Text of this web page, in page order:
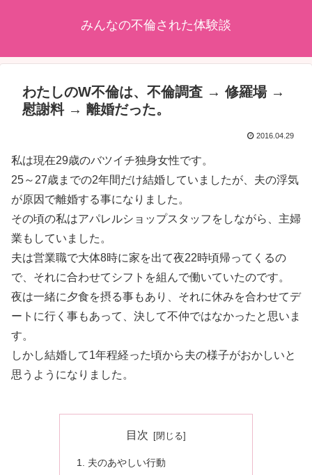
みんなの不倫された体験談
わたしのW不倫は、不倫調査 → 修羅場 →
慰謝料 → 離婚だった。
2016.04.29
私は現在29歳のバツイチ独身女性です。
25～27歳までの2年間だけ結婚していましたが、夫の浮気
が原因で離婚する事になりました。
その頃の私はアパレルショップスタッフをしながら、主婦
業もしていました。
夫は営業職で大体8時に家を出て夜22時頃帰ってくるの
で、それに合わせてシフトを組んで働いていたのです。
夜は一緒に夕食を摂る事もあり、それに休みを合わせてデ
ートに行く事もあって、決して不仲ではなかったと思いま
す。
しかし結婚して1年程経った頃から夫の様子がおかしいと
思うようになりました。
目次
夫のあやしい行動